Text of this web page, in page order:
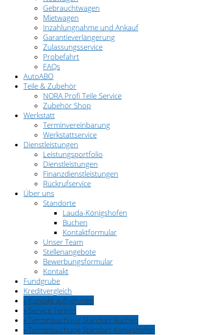
Gebrauchtwagen
Mietwagen
Inzahlungnahme und Ankauf
Garantieverlängerung
Zulassungsservice
Probefahrt
FAQs
AutoABO
Teile & Zubehör
NORA Profi Teile Service
Zubehör Shop
Werkstatt
Terminvereinbarung
Werkstattservice
Dienstleistungen
Leistungsportfolio
Dienstleistungen
Finanzdienstleistungen
Rückrufservice
Über uns
Standorte
Lauda-Königshofen
Buchen
Kontaktformular
Unser Team
Stellenangebote
Bewerbungsformular
Kontakt
Fundgrube
Kreditvergleich
» Kontakt aufnehmen
» Service Termin
» Terminbuchung Standort Buchen
» Terminbuchung Standort Königshofen